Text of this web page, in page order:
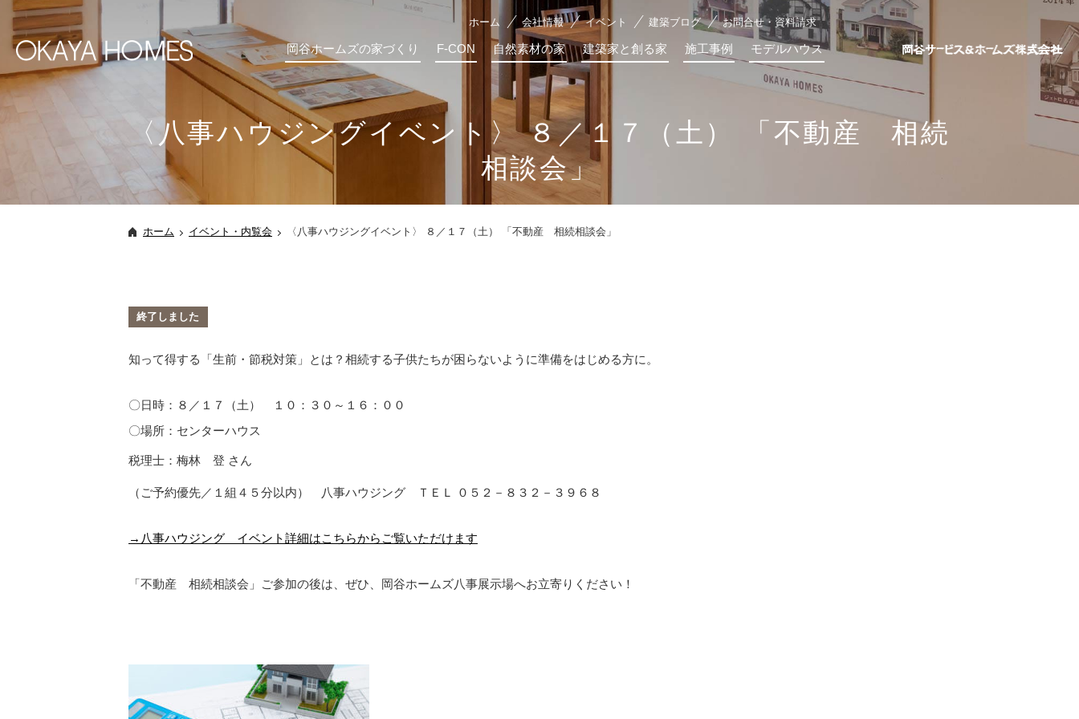
ホーム 会社情報 イベント 建築ブログ お問合せ・資料請求
岡谷ホームズの家づくり F-CON 自然素材の家 建築家と創る家 施工事例 モデルハウス
〈八事ハウジングイベント〉 ８／１７（土） 「不動産 相続
相談会」
ホーム イベント・内覧会 〈八事ハウジングイベント〉 ８／１７（土） 「不動産 相続相談会」
終了しました
知って得する「生前・節税対策」とは？相続する子供たちが困らないように準備をはじめる方に。
〇日時：８／１７（土） １０：３０～１６：００
〇場所：センターハウス
税理士：梅林 登 さん
（ご予約優先／１組４５分以内） 八事ハウジング ＴＥＬ ０５２－８３２－３９６８
→八事ハウジング イベント詳細はこちらからご覧いただけます
「不動産 相続相談会」ご参加の後は、ぜひ、岡谷ホームズ八事展示場へお立寄りください！